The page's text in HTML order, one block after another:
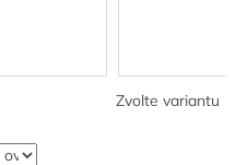
Zvolte variantu